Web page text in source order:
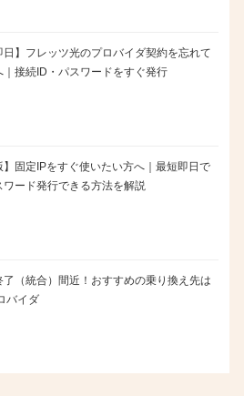
日】フレッツ光のプロバイダ契約を忘れて
｜接続ID・パスワードをすぐ発行
】固定IPをすぐ使いたい方へ｜最短即日で
ワード発行できる方法を解説
了（統合）間近！おすすめの乗り換え先は
バイダ